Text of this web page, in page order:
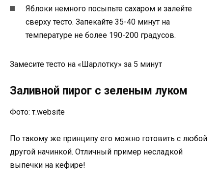
Яблоки немного посыпьте сахаром и залейте
сверху тесто. Запекайте 35-40 минут на
температуре не более 190-200 градусов.
Замесите тесто на «Шарлотку» за 5 минут
Заливной пирог с зеленым луком
Фото: т.website
По такому же принципу его можно готовить с любой
другой начинкой. Отличный пример несладкой
выпечки на кефире!